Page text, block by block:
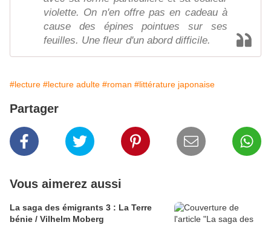
violette. On n'en offre pas en cadeau à
cause des épines pointues sur ses
feuilles. Une fleur d'un abord difficile.
#lecture #lecture adulte #roman #littérature japonaise
Partager
Vous aimerez aussi
La saga des émigrants 3 : La Terre
bénie / Vilhelm Moberg